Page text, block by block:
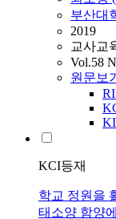
부산대
2019
교사교
Vol.58
원문보
KCI등재
학교 정원을
태소양 함양